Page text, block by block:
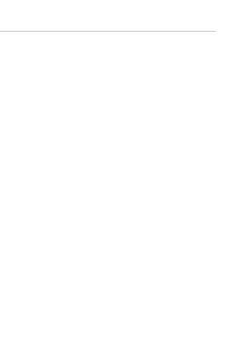
の届出状況まとめ【本文】（令和
式：1.8MB］